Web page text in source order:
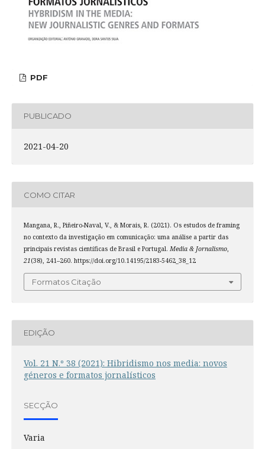
PDF
PUBLICADO
2021-04-20
COMO CITAR
Mangana, R., Piñeiro-Naval, V., & Morais, R. (2021). Os estudos de framing
no contexto da investigação em comunicação: uma análise a partir das
principais revistas científicas de Brasil e Portugal. Media & Jornalismo,
21(38), 241–260. https://doi.org/10.14195/2183-5462_38_12
Formatos Citação
EDIÇÃO
Vol. 21 N.º 38 (2021): Hibridismo nos media: novos
géneros e formatos jornalísticos
SECÇÃO
Varia